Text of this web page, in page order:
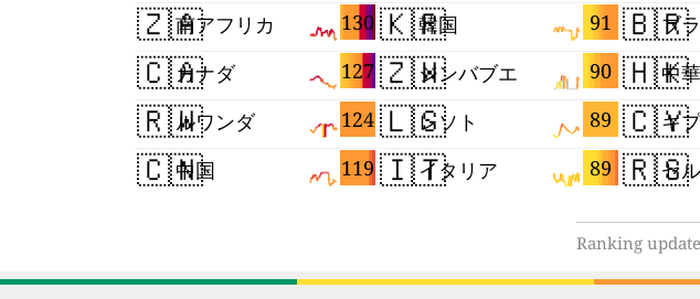
🇿🇦 130
南アフリカ
🇨🇦 127
カナダ
🇷🇼 124
ルワンダ
🇨🇳 119
中国
🇰🇷 91
韓国
🇿🇼 90
ジンバブエ
🇱🇸 89
レソト
🇮🇹 89
イタリア
🇧🇷
ブ
🇭🇰
🇨🇾
キ
🇷🇸
セ
Ranking